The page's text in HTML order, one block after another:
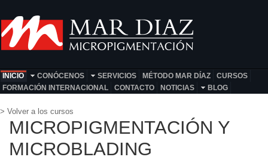
INICIO CONÓCENOS SERVICIOS MÉTODO MAR DÍAZ
CURSOS
FORMACIÓN INTERNACIONAL
CONTACTO NOTICIAS BLOG
> Volver a los cursos
MICROPIGMENTACIÓN Y
MICROBLADING